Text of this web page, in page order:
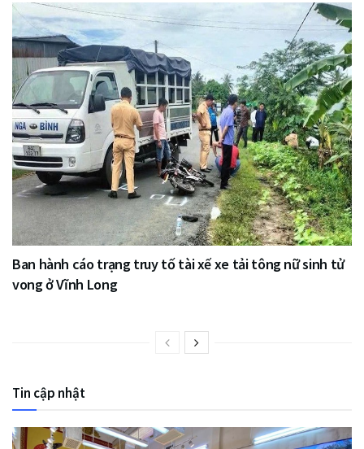
Ban hành cáo trạng truy tố tài xế xe tải tông nữ sinh tử
vong ở Vĩnh Long
Tin cập nhật